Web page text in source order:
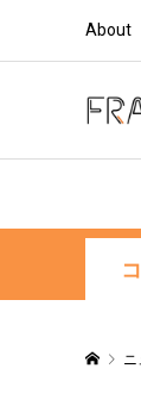
About
ニ